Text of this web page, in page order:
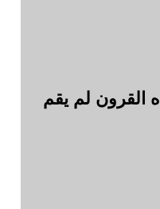
القرون لم يقم